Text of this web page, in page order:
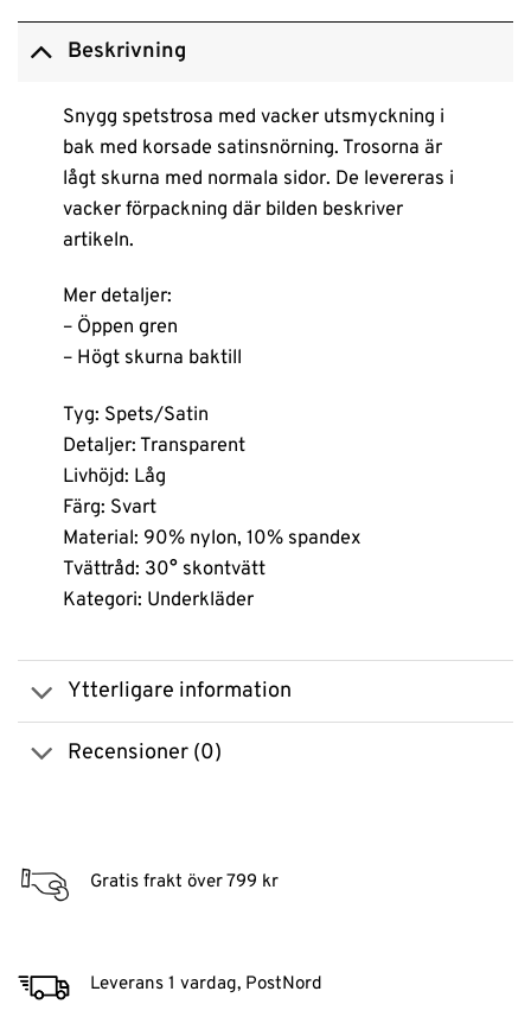
Beskrivning
Snygg spetstrosa med vacker utsmyckning i
bak med korsade satinsnörning. Trosorna är
lågt skurna med normala sidor. De levereras i
vacker förpackning där bilden beskriver
artikeln.
Mer detaljer:
– Öppen gren
– Högt skurna baktill
Tyg: Spets/Satin
Detaljer: Transparent
Livhöjd: Låg
Färg: Svart
Material: 90% nylon, 10% spandex
Tvättråd: 30° skontvätt
Kategori: Underkläder
Ytterligare information
Recensioner (0)
Gratis frakt över 799 kr
Leverans 1 vardag, PostNord